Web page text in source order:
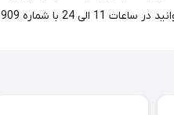
تماس حاصل فرمایید.